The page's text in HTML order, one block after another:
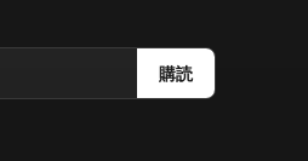
購読